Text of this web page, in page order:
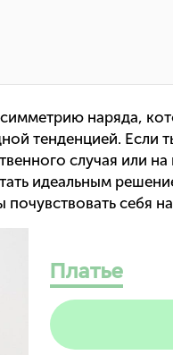
наряда,
тенденцией. Если
случая или
идеальным
себя
Платье